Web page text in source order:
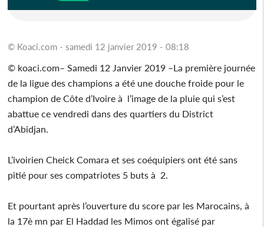
© Koaci.com - samedi 12 janvier 2019 - 08:18
© koaci.com– Samedi 12 Janvier 2019 –La première journée
de la ligue des champions a été une douche froide pour le
champion de Côte d’Ivoire à l’image de la pluie qui s’est
abattue ce vendredi dans des quartiers du District
d’Abidjan.
L’ivoirien Cheick Comara et ses coéquipiers ont été sans
pitié pour ses compatriotes 5 buts à 2.
Et pourtant après l’ouverture du score par les Marocains, à
la 17è mn par El Haddad les Mimos ont égalisé par